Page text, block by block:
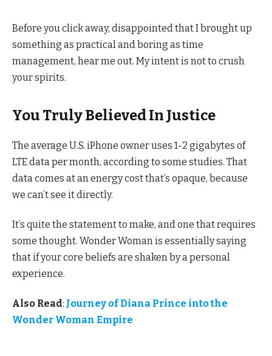
Before you click away, disappointed that I brought up
something as practical and boring as time
management, hear me out. My intent is not to crush
your spirits.
You Truly Believed In Justice
The average U.S. iPhone owner uses 1-2 gigabytes of
LTE data per month, according to some studies. That
data comes at an energy cost that’s opaque, because
we can’t see it directly.
It’s quite the statement to make, and one that requires
some thought. Wonder Woman is essentially saying
that if your core beliefs are shaken by a personal
experience.
Also Read: Journey of Diana Prince into the
Wonder Woman Empire